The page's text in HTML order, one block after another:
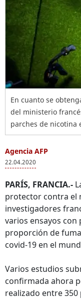
En cuanto se
del ministerio
parches de nicotina
Agencia AFP
22.04.2020
PARÍS, FRANCIA.-
protector contra el
investigadores
varios ensayos
proporción de
covid-19 en el
Varios estudios
confirmada ahora
realizado entre 350